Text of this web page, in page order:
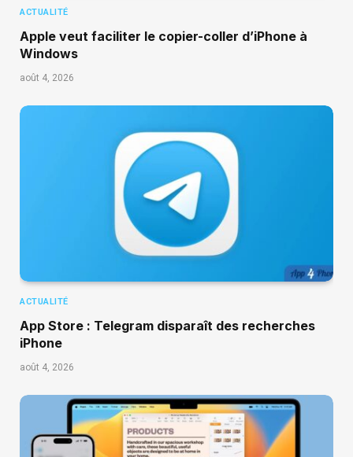
ACTUALITÉ
Apple veut faciliter le copier-coller d’iPhone à
Windows
août 4, 2026
ACTUALITÉ
App Store : Telegram disparaît des recherches
iPhone
août 4, 2026